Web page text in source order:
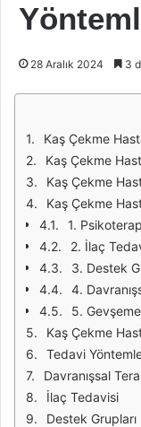
28 Aralık 2024 3
Kaş Çekme
Kaş Çekme
Kaş Çekme
Kaş Çekme
1.
2. İlaç
3. Destek
4.
5.
Kaş Çekme
Tedavi
Davranışsal
İlaç Tedavisi
Destek Grupları